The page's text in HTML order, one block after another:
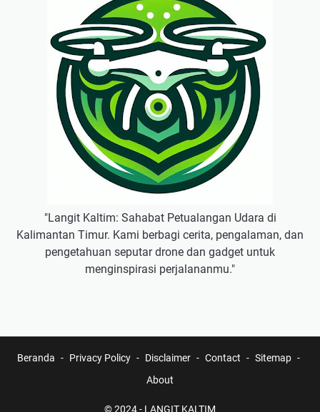
"Langit Kaltim: Sahabat Petualangan Udara di
Kalimantan Timur. Kami berbagi cerita, pengalaman, dan
pengetahuan seputar drone dan gadget untuk
menginspirasi perjalananmu."
Beranda Privacy Policy Disclaimer Contact
Sitemap
About
© 2024 - LANGIT KALTIM